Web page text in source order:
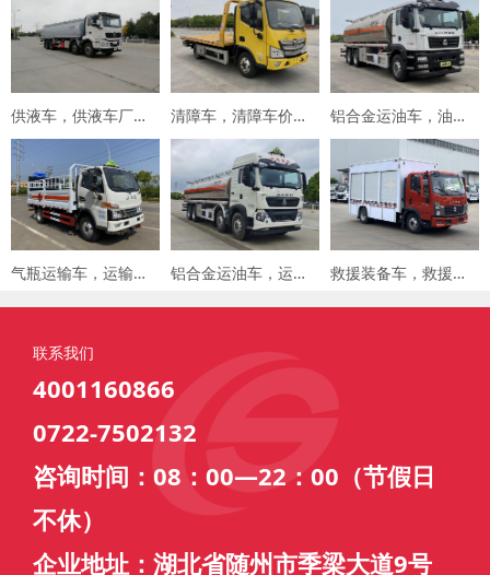
供液车，供液车厂家，专用车厂家，楚胜集团 清障车，清障车价格，楚胜集团 铝合金运油车，油罐车，楚胜汽车集团
气瓶运输车，运输车价格，楚胜汽车集团 铝合金运油车，运油车厂家，楚胜汽车集团 救援装备车，救援车，楚胜汽车集团
联系我们
4001160866
0722-7502132
咨询时间：08：00—22：00（节假日
不休）
企业地址：湖北省随州市季梁大道9号